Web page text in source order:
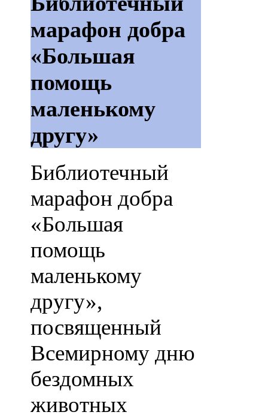
марафон добра
«Большая
помощь
маленькому
другу»
Библиотечный
марафон добра
«Большая
помощь
маленькому
другу»,
посвященный
Всемирному дню
бездомных
животных